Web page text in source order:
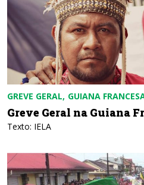
GREVE GERAL GUIANA
Greve Geral na Guiana
Texto: IELA